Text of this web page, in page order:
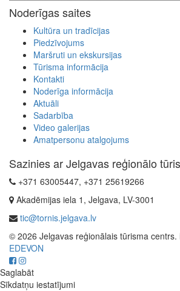
Noderīgas saites
Kultūra un tradīcijas
Piedzīvojums
Maršruti un ekskursijas
Tūrisma informācija
Kontakti
Noderīga informācija
Aktuāli
Sadarbība
Video galerijas
Amatpersonu atalgojums
Sazinies ar Jelgavas reģionālo
+371 63005447, +371 25619266
Akadēmijas iela 1, Jelgava, LV-3001
tic@tornis.jelgava.lv
© 2026 Jelgavas reģionālais tūrisma centrs.
EDEVON
Saglabāt
Sīkdatņu iestatījumi